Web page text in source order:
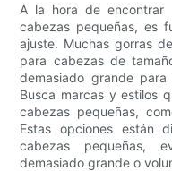
A la hora de encontrar
cabezas pequeñas, es
ajuste. Muchas gorras
para cabezas de
demasiado grande
Busca marcas y estilos
cabezas pequeñas,
Estas opciones están
cabezas pequeñas,
demasiado grande o